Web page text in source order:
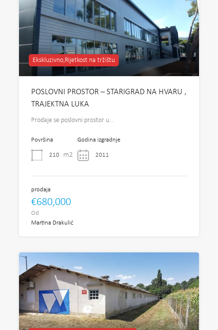
Ekskluzivno,Rijetkost na tržištu
POSLOVNI PROSTOR – STARIGRAD NA HVARU ,
TRAJEKTNA LUKA
Prodaje se poslovni prostor u…
Površina
210 m2
Godina izgradnje
2011
prodaja
€680,000
Od
Martina Drakulić